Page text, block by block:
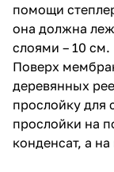
помощи
она должна
слоями – 10 см.
Поверх
деревянных
прослойку для
прослойки на
конденсат, а